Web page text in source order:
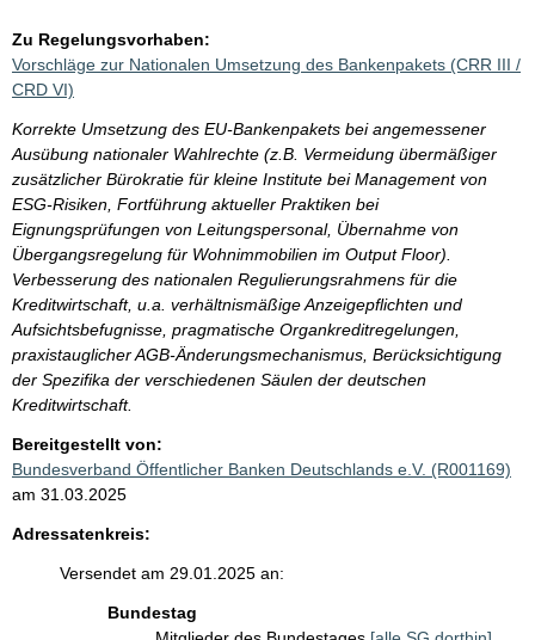
Zu Regelungsvorhaben:
Vorschläge zur Nationalen Umsetzung des Bankenpakets (CRR III /
CRD VI)
Korrekte Umsetzung des EU-Bankenpakets bei angemessener
Ausübung nationaler Wahlrechte (z.B. Vermeidung übermäßiger
zusätzlicher Bürokratie für kleine Institute bei Management von
ESG-Risiken, Fortführung aktueller Praktiken bei
Eignungsprüfungen von Leitungspersonal, Übernahme von
Übergangsregelung für Wohnimmobilien im Output Floor).
Verbesserung des nationalen Regulierungsrahmens für die
Kreditwirtschaft, u.a. verhältnismäßige Anzeigepflichten und
Aufsichtsbefugnisse, pragmatische Organkreditregelungen,
praxistauglicher AGB-Änderungsmechanismus, Berücksichtigung
der Spezifika der verschiedenen Säulen der deutschen
Kreditwirtschaft.
Bereitgestellt von:
Bundesverband Öffentlicher Banken Deutschlands e.V. (R001169)
am 31.03.2025
Adressatenkreis:
Versendet am 29.01.2025 an:
Bundestag